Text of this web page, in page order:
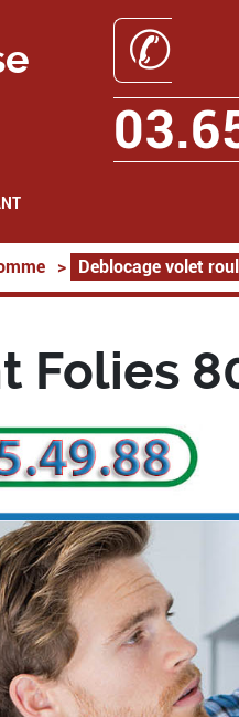
✆
> Deblocage volet
Folies